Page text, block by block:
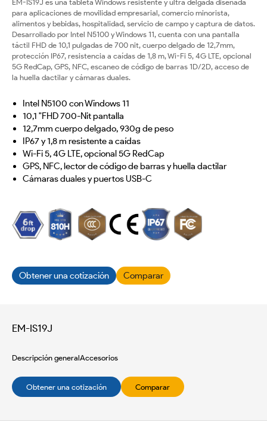
EM-IS19J es una tableta Windows resistente y ultra delgada diseñada
para aplicaciones de movilidad empresarial, comercio minorista,
alimentos y bebidas, hospitalidad, servicio de campo y captura de datos.
Desarrollado por Intel N5100 y Windows 11, cuenta con una pantalla
táctil FHD de 10,1 pulgadas de 700 nit, cuerpo delgado de 12,7mm,
protección IP67, resistencia a caídas de 1,8 m, Wi-Fi 5, 4G LTE, opcional
5G RedCap, GPS, NFC, escaneo de código de barras 1D/2D, acceso de
la huella dactilar y cámaras duales.
Intel N5100 con Windows 11
10,1 "FHD 700-Nit pantalla
12,7mm cuerpo delgado, 930g de peso
IP67 y 1,8 m resistente a caídas
Wi-Fi 5, 4G LTE, opcional 5G RedCap
GPS, NFC, lector de código de barras y huella dactilar
Cámaras duales y puertos USB-C
Obtener una cotización Comparar
EM-IS19J
Descripción generalAccesorios
Obtener una cotización Comparar